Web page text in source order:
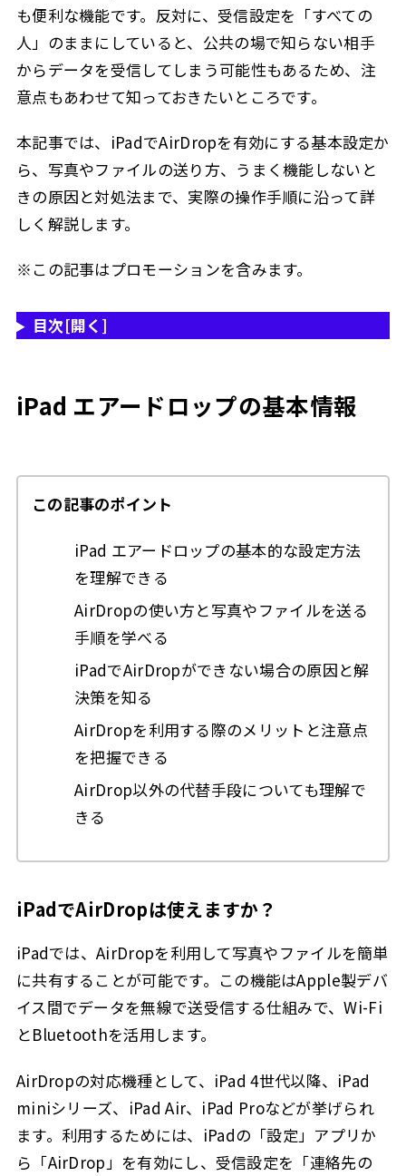
も便利な機能です。反対に、受信設定を「すべての
人」のままにしていると、公共の場で知らない相手
からデータを受信してしまう可能性もあるため、注
意点もあわせて知っておきたいところです。
本記事では、iPadでAirDropを有効にする基本設定か
ら、写真やファイルの送り方、うまく機能しないと
きの原因と対処法まで、実際の操作手順に沿って詳
しく解説します。
※この記事はプロモーションを含みます。
目次[開く]
iPad エアードロップの基本情報
この記事のポイント
iPad エアードロップの基本的な設定方法
を理解できる
AirDropの使い方と写真やファイルを送る
手順を学べる
iPadでAirDropができない場合の原因と解
決策を知る
AirDropを利用する際のメリットと注意点
を把握できる
AirDrop以外の代替手段についても理解で
きる
iPadでAirDropは使えますか？
iPadでは、AirDropを利用して写真やファイルを簡単
に共有することが可能です。この機能はApple製デバ
イス間でデータを無線で送受信する仕組みで、Wi-Fi
とBluetoothを活用します。
AirDropの対応機種として、iPad 4世代以降、iPad
miniシリーズ、iPad Air、iPad Proなどが挙げられ
ます。利用するためには、iPadの「設定」アプリか
ら「AirDrop」を有効にし、受信設定を「連絡先の
2.6.3 3. 「受け入れる」をタップする
2.6.4 4. データの保存先を確認する
3 よくある質問（FAQ）
3.1.1
Q2. iPadでAirDropができない場合、まず何を確認
すればいいですか？
3.1.2 Q3. iPhoneからiPadにAirDropできないのはなぜで
すか？
か？
ますか？